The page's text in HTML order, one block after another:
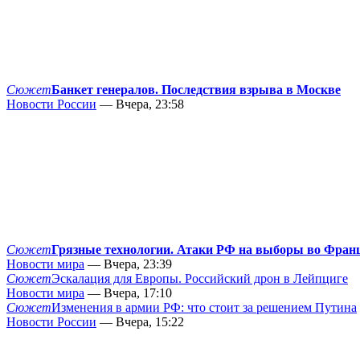
СюжетБанкет генералов. Последствия взрыва в Москве
Новости России — Вчера, 23:58
СюжетГрязные технологии. Атаки РФ на выборы во
Новости мира — Вчера, 23:39
СюжетЭскалация для Европы. Российский дрон в Лейпциге
Новости мира — Вчера, 17:10
СюжетИзменения в армии РФ: что стоит за решением Путина
Новости России — Вчера, 15:22